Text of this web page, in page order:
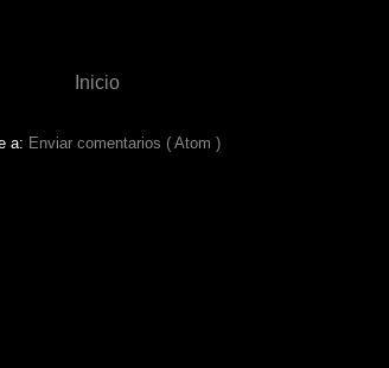
Inicio
a: Enviar comentarios ( Atom )